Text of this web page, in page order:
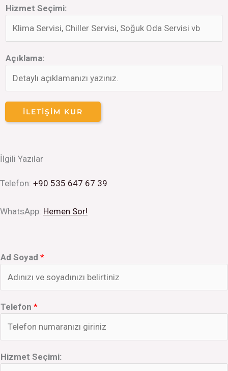
Hizmet Seçimi:
Açıklama:
İLETIŞIM KUR
İlgili Yazılar
Telefon: +90 535 647 67 39
WhatsApp: Hemen Sor!
Ad Soyad *
Telefon *
Hizmet Seçimi: